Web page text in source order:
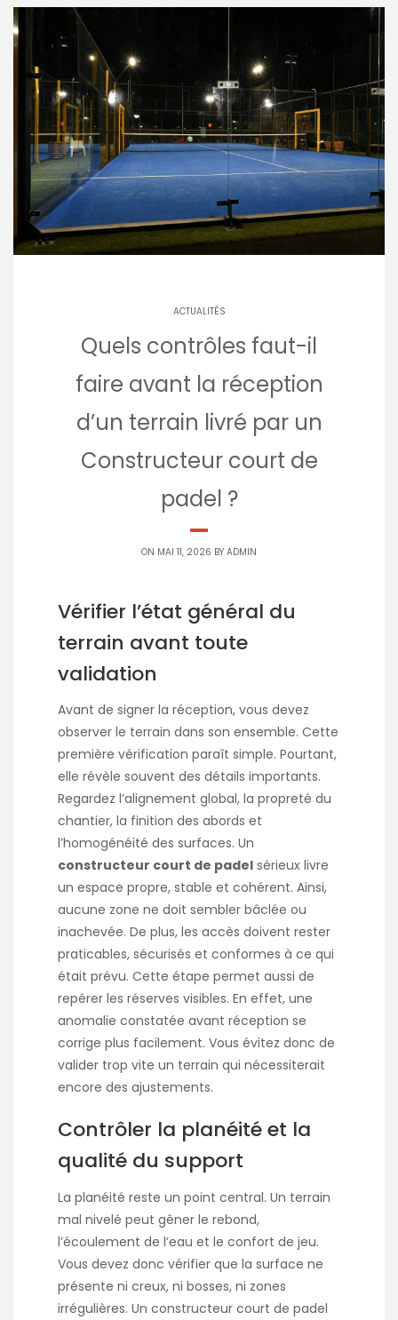
ACTUALITÉS
Quels contrôles faut-il
faire avant la réception
d’un terrain livré par un
Constructeur court de
padel ?
ON MAI 11, 2026 BY ADMIN
Vérifier l’état général du
terrain avant toute
validation
Avant de signer la réception, vous devez
observer le terrain dans son ensemble. Cette
première vérification paraît simple. Pourtant,
elle révèle souvent des détails importants.
Regardez l’alignement global, la propreté du
chantier, la finition des abords et
l’homogénéité des surfaces. Un
constructeur court de padel sérieux livre
un espace propre, stable et cohérent. Ainsi,
aucune zone ne doit sembler bâclée ou
inachevée. De plus, les accès doivent rester
praticables, sécurisés et conformes à ce qui
était prévu. Cette étape permet aussi de
repérer les réserves visibles. En effet, une
anomalie constatée avant réception se
corrige plus facilement. Vous évitez donc de
valider trop vite un terrain qui nécessiterait
encore des ajustements.
Contrôler la planéité et la
qualité du support
La planéité reste un point central. Un terrain
mal nivelé peut gêner le rebond,
l’écoulement de l’eau et le confort de jeu.
Vous devez donc vérifier que la surface ne
présente ni creux, ni bosses, ni zones
irrégulières. Un constructeur court de padel